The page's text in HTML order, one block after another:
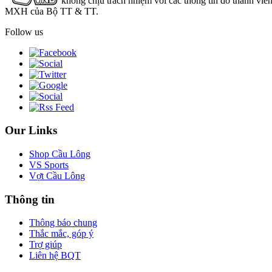
MXH của Bộ TT & TT.
Follow us
Our Links
Shop Cầu Lông
VS Sports
Vợt Cầu Lông
Thông tin
Thông báo chung
Thắc mắc, góp ý
Trợ giúp
Liên hệ BQT